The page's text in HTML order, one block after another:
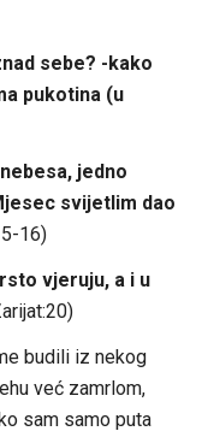
sebe? -kako
pukotina (u
jedno
svijetlim dao
16)
vjeruju, a i u
budili iz nekog
već zamrlom,
sam samo puta